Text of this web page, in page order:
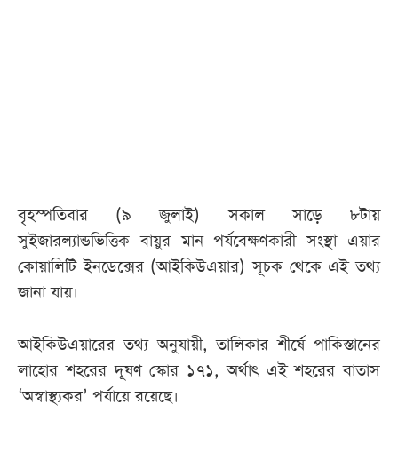
বৃহস্পতিবার (৯ জুলাই) সকাল সাড়ে ৮টায়
সুইজারল্যান্ডভিত্তিক বায়ুর মান পর্যবেক্ষণকারী সংস্থা এয়ার
কোয়ালিটি ইনডেক্সের (আইকিউএয়ার) সূচক থেকে এই তথ্য
জানা যায়।
আইকিউএয়ারের তথ্য অনুযায়ী, তালিকার শীর্ষে পাকিস্তানের
লাহোর শহরের দূষণ স্কোর ১৭১, অর্থাৎ এই শহরের বাতাস
‘অস্বাস্থ্যকর’ পর্যায়ে রয়েছে।